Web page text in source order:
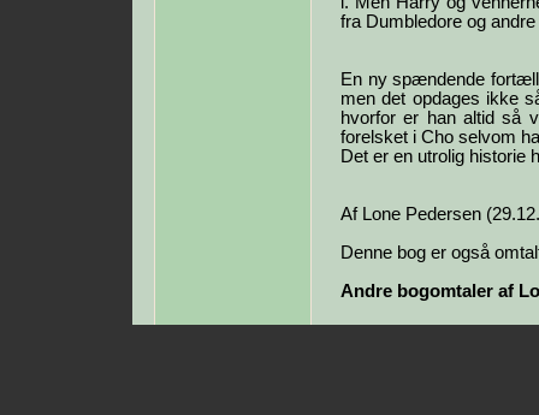
fra Dumbledore og
En ny spændende
men det opdages ikke
hvorfor er han altid så
forelsket i Cho selvom
Det er en utrolig historie
Af Lone Pedersen
Denne bog er også
Andre bogomtaler af